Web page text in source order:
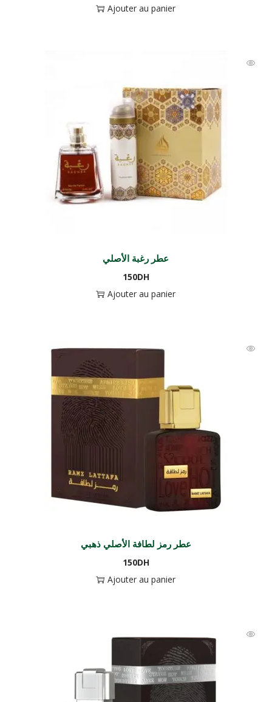
Ajouter au panier
عطر رغبة الأصلي
150DH
Ajouter au panier
عطر رمز لطافة الأصلي ذهبي
150DH
Ajouter au panier